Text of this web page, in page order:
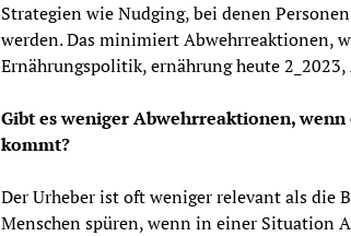
Strategien wie Nudging, bei denen
werden. Das minimiert Abwehrreaktionen,
Ernährungspolitik, ernährung heute 2_2023,
Gibt es weniger Abwehrreaktionen,
kommt?
Der Urheber ist oft weniger relevant als die
Menschen spüren, wenn in einer Situation